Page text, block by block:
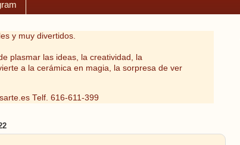
y muy divertidos.
plasmar las ideas, la creatividad, la
a la cerámica en magia, la sorpresa de ver
Telf. 616-611-399